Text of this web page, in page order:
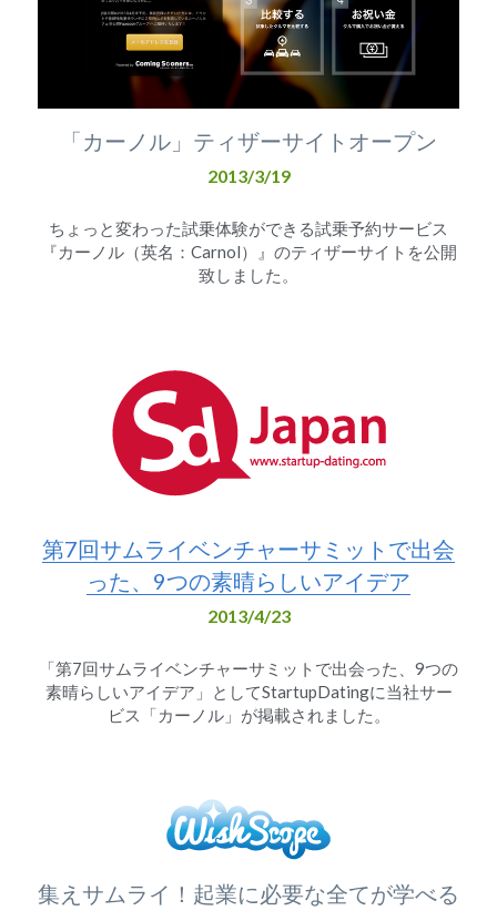
「カーノル」ティザーサイトオープン
2013/3/19
ちょっと変わった試乗体験ができる試乗予約サービス
『カーノル（英名：Carnol）』のティザーサイトを公開
致しました。
第7回サムライベンチャーサミットで出会
った、9つの素晴らしいアイデア
2013/4/23
「第7回サムライベンチャーサミットで出会った、9つの
素晴らしいアイデア」としてStartupDatingに当社サー
ビス「カーノル」が掲載されました。
集えサムライ！起業に必要な全てが学べる